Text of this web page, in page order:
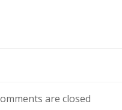
are closed